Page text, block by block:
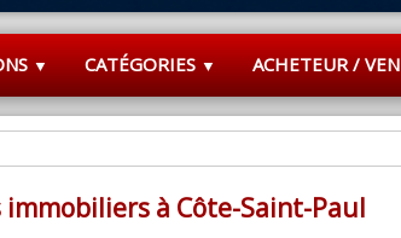
▼ CATÉGORIES ▼ ACHETEUR /
à Côte-Saint-Paul